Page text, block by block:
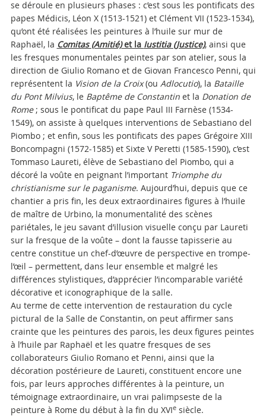
se déroule en plusieurs phases : c’est sous les pontificats des
papes Médicis, Léon X (1513-1521) et Clément VII (1523-1534),
qu’ont été réalisées les peintures à l’huile sur mur de
Raphaël, la Comitas (Amitié)et la Iustitia (Justice), ainsi que
les fresques monumentales peintes par son atelier, sous la
direction de Giulio Romano et de Giovan Francesco Penni, qui
représentent la Vision de la Croix(ou Adlocutio), la Bataille
du Pont Milvius, le Baptême de Constantinet la Donation de
Rome ; sous le pontificat du pape Paul III Farnèse (1534-
1549), on assiste à quelques interventions de Sebastiano del
Piombo ; et enfin, sous les pontificats des papes Grégoire XIII
Boncompagni (1572-1585) et Sixte V Peretti (1585-1590), c’est
Tommaso Laureti, élève de Sebastiano del Piombo, qui a
décoré la voûte en peignant l’important Triomphe du
christianisme sur le paganisme. Aujourd’hui, depuis que ce
chantier a pris fin, les deux extraordinaires figures à l’huile
de maître de Urbino, la monumentalité des scènes
pariétales, le jeu savant d’illusion visuelle conçu par Laureti
sur la fresque de la voûte – dont la fausse tapisserie au
centre constitue un chef-d’œuvre de perspective en trompe-
l’œil – permettent, dans leur ensemble et malgré les
différences stylistiques, d’apprécier l’incomparable variété
décorative et iconographique de la salle.
Au terme de cette intervention de restauration du cycle
pictural de la Salle de Constantin, on peut affirmer sans
crainte que les peintures des parois, les deux figures peintes
à l’huile par Raphaël et les quatre fresques de ses
collaborateurs Giulio Romano et Penni, ainsi que la
décoration postérieure de Laureti, constituent encore une
fois, par leurs approches différentes à la peinture, un
témoignage extraordinaire, un vrai palimpseste de la
peinture à Rome du début à la fin du XVIesiècle.